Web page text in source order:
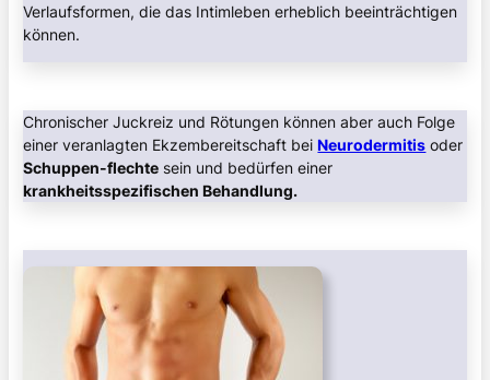
Verlaufsformen, die das Intimleben erheblich beeinträchtigen
können.
Chronischer Juckreiz und Rötungen können aber auch Folge
einer veranlagten Ekzembereitschaft beiNeurodermitis oder
Schuppen-flechte sein und bedürfen einer
krankheitsspezifischen Behandlung.